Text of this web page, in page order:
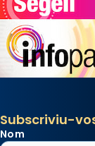
«A Raïms
raïms de
segons
Photo
Subscriviu-
Nom